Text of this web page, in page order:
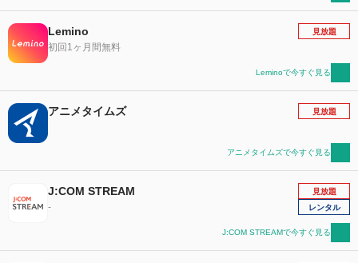
Lemino
初回1ヶ月間無料
見放題
Leminoで今すぐ見る
アニメタイムズ 見放題
アニメタイムズで今すぐ見る
J:COM STREAM
-
見放題
レンタル
J:COM STREAMで今すぐ見る